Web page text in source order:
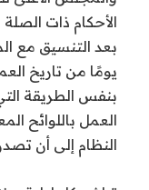
الأحكام ذات
بعد التنسيق مع
يومًا من تاريخ
بنفس الطريقة
العمل باللوائح
النظام إلى أن